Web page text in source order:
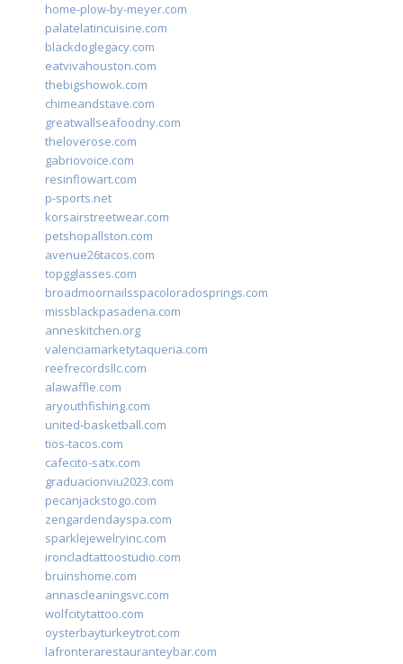
home-plow-by-meyer.com
palatelatincuisine.com
blackdoglegacy.com
eatvivahouston.com
thebigshowok.com
chimeandstave.com
greatwallseafoodny.com
theloverose.com
gabriovoice.com
resinflowart.com
p-sports.net
korsairstreetwear.com
petshopallston.com
avenue26tacos.com
topgglasses.com
broadmoornailsspacoloradosprings.com
missblackpasadena.com
anneskitchen.org
valenciamarketytaqueria.com
reefrecordsllc.com
alawaffle.com
aryouthfishing.com
united-basketball.com
tios-tacos.com
cafecito-satx.com
graduacionviu2023.com
pecanjackstogo.com
zengardendayspa.com
sparklejewelryinc.com
ironcladtattoostudio.com
bruinshome.com
annascleaningsvc.com
wolfcitytattoo.com
oysterbayturkeytrot.com
lafronterarestauranteybar.com